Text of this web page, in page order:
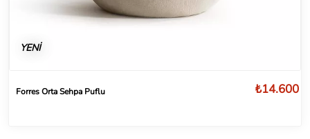
YENİ
Forres Orta Sehpa Puflu ₺14.600